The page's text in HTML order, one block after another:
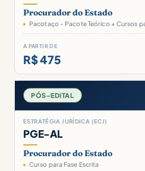
Procurador do Estado
Pacotaço - Pacote Teórico + Cursos
A PARTIR DE
R$ 475
PÓS-EDITAL
ESTRATÉGIA JURÍDICA (ECJ)
PGE-AL
Procurador do Estado
Curso para Fase Escrita